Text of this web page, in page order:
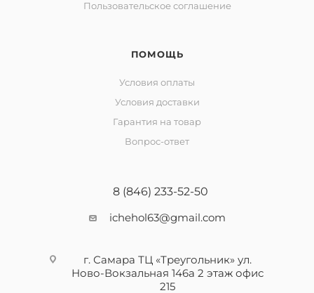
Пользовательское соглашение
ПОМОЩЬ
Условия оплаты
Условия доставки
Гарантия на товар
Вопрос-ответ
8 (846) 233-52-50
ichehol63@gmail.com
г. Самара ТЦ «Треугольник» ул.
Ново-Вокзальная 146а 2 этаж офис
215